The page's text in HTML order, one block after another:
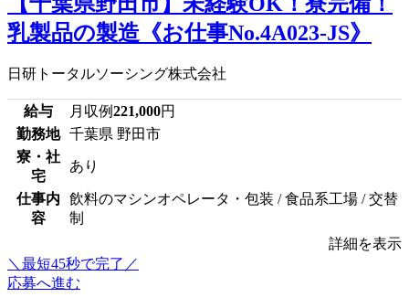
乳製品の製造《お仕事No.4A023-JS》
日研トータルソーシング株式会社
給与 月収例221,000円
勤務地
千葉県 野田市
寮・社
宅
あり
仕事内
容
飲料のマシンオペレータ・包装 / 食品系工場 / 交替
制
詳細を表示
＼最短45秒で完了／
応募へ進む